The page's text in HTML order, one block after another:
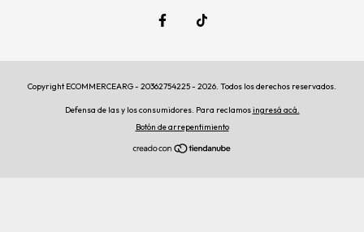
Copyright ECOMMERCEARG - 20362754225 - 2026. Todos los derechos reservados.
Defensa de las y los consumidores. Para reclamosingresá acá.
Botón de arrepentimiento